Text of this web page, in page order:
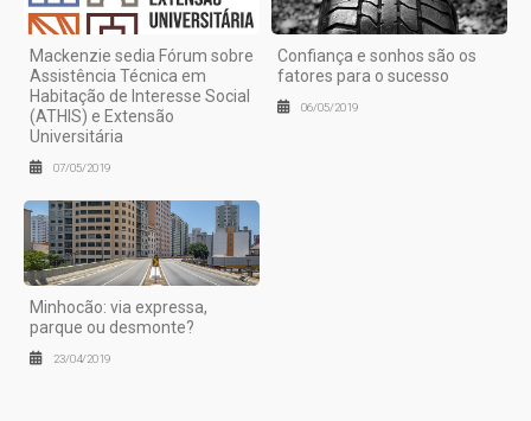
Mackenzie sedia Fórum sobre
Assistência Técnica em
Habitação de Interesse Social
(ATHIS) e Extensão
Universitária
07/05/2019
Confiança e sonhos são os
fatores para o sucesso
06/05/2019
Minhocão: via expressa,
parque ou desmonte?
23/04/2019